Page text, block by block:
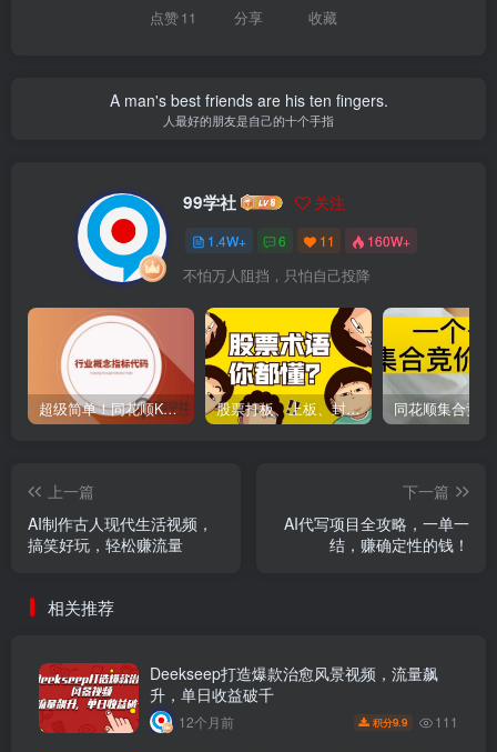
点赞11 分享 收藏
A man's best friends are his ten fingers.
人最好的朋友是自己的十个手指
99学社 关注
1.4W+ 6 11 160W+
不怕万人阻挡，只怕自己投降
超级简单！同花顺K线界面显示行业概念指标代码图解 股票打板、上板、封板、翘板、炸板是什么意思？炒股你必须懂的暗语！
上一篇
AI制作古人现代生活视频，
搞笑好玩，轻松赚流量
下一篇
AI代写项目全攻略，一单一
结，赚确定性的钱！
相关推荐
Deekseep打造爆款治愈风景视频，流量飙
升，单日收益破千
12个月前 积分9.9 111